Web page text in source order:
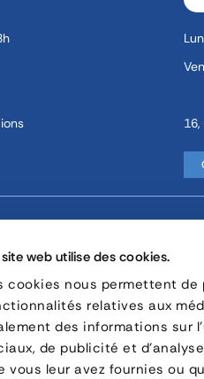
web utilise des cookies.
cookies nous permettent
relatives aux
des informations sur
de publicité et
vous leur avez fournies ou